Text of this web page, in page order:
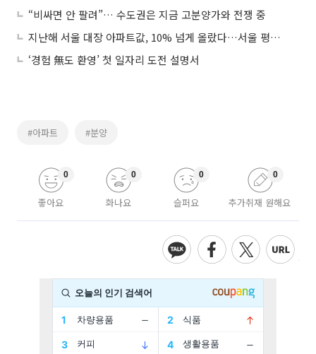
“비싸면 안 팔려”… 수도권은 지금 고분양가와 전쟁 중
지난해 서울 대장 아파트값, 10% 넘게 올랐다…서울 평균 대비 3배 이상 ‘쑥’
‘경험 無도 환영’ 첫 일자리 도전 설명서
#아파트 #분양
좋아요
0
화나요
0
슬퍼요
0
추가취재 원해요
0